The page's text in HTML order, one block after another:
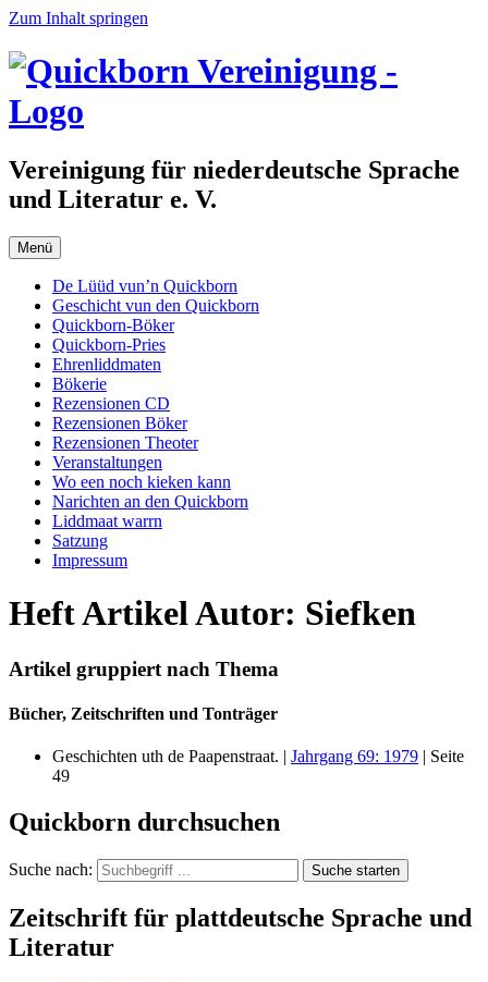
Zum Inhalt springen
Vereinigung für niederdeutsche Sprache
und Literatur e. V.
Menü
De Lüüd vun’n Quickborn
Geschicht vun den Quickborn
Quickborn-Böker
Quickborn-Pries
Ehrenliddmaten
Bökerie
Rezensionen CD
Rezensionen Böker
Rezensionen Theoter
Veranstaltungen
Wo een noch kieken kann
Narichten an den Quickborn
Liddmaat warrn
Satzung
Impressum
Heft Artikel Autor: Siefken
Artikel gruppiert nach Thema
Bücher, Zeitschriften und Tonträger
Geschichten uth de Paapenstraat. | Jahrgang 69: 1979 | Seite
49
Quickborn durchsuchen
Suche nach: Suche starten
Zeitschrift für plattdeutsche Sprache und
Literatur